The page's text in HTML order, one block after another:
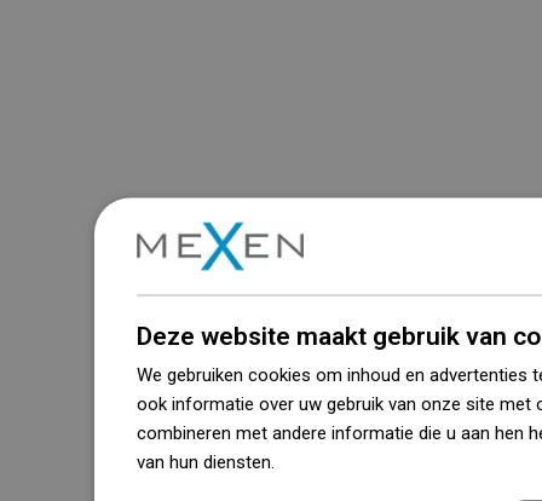
Deze website maakt gebruik van
We gebruiken cookies om inhoud en advertenties
ook informatie over uw gebruik van onze site met
combineren met andere informatie die u aan hen
van hun diensten.